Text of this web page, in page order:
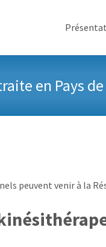
en Pays
peuvent venir à la